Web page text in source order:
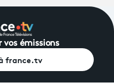
vos émissions
france.tv